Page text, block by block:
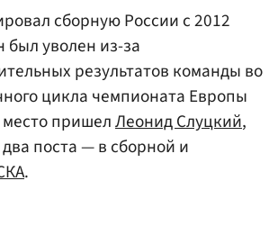
сборную России с 2012
был уволен из-за
результатов команды во
цикла чемпионата Европы
пришелЛеонид Слуцкий,
поста — в сборной и
.